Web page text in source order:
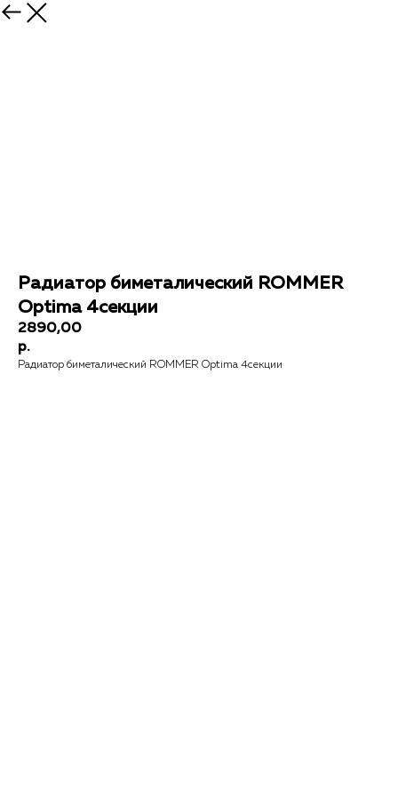
Радиатор биметалический ROMMER
Optima 4секции
2890,00
р.
Радиатор биметалический ROMMER Optima 4секции